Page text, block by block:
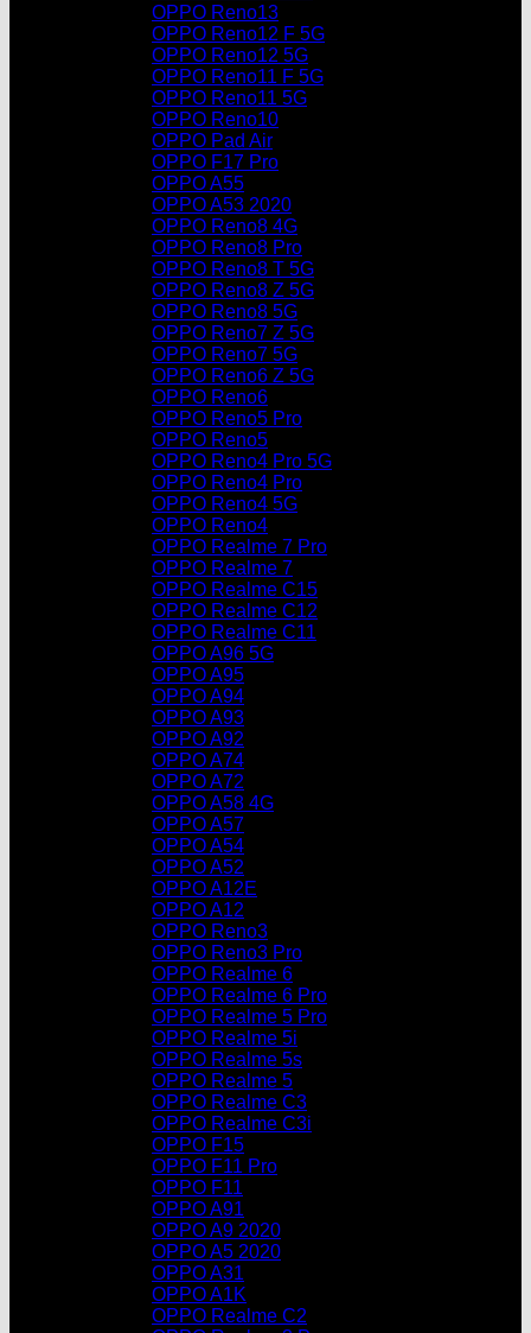
OPPO Reno13
OPPO Reno12 F 5G
OPPO Reno12 5G
OPPO Reno11 F 5G
OPPO Reno11 5G
OPPO Reno10
OPPO Pad Air
OPPO F17 Pro
OPPO A55
OPPO A53 2020
OPPO Reno8 4G
OPPO Reno8 Pro
OPPO Reno8 T 5G
OPPO Reno8 Z 5G
OPPO Reno8 5G
OPPO Reno7 Z 5G
OPPO Reno7 5G
OPPO Reno6 Z 5G
OPPO Reno6
OPPO Reno5 Pro
OPPO Reno5
OPPO Reno4 Pro 5G
OPPO Reno4 Pro
OPPO Reno4 5G
OPPO Reno4
OPPO Realme 7 Pro
OPPO Realme 7
OPPO Realme C15
OPPO Realme C12
OPPO Realme C11
OPPO A96 5G
OPPO A95
OPPO A94
OPPO A93
OPPO A92
OPPO A74
OPPO A72
OPPO A58 4G
OPPO A57
OPPO A54
OPPO A52
OPPO A12E
OPPO A12
OPPO Reno3
OPPO Reno3 Pro
OPPO Realme 6
OPPO Realme 6 Pro
OPPO Realme 5 Pro
OPPO Realme 5i
OPPO Realme 5s
OPPO Realme 5
OPPO Realme C3
OPPO Realme C3i
OPPO F15
OPPO F11 Pro
OPPO F11
OPPO A91
OPPO A9 2020
OPPO A5 2020
OPPO A31
OPPO A1K
OPPO Realme C2